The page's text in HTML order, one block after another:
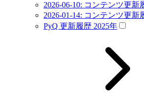
2026-06-10: コンテンツ更新
2026-01-14: コンテンツ更新
PyQ 更新履歴 2025年